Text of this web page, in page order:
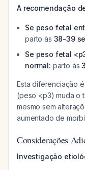
A recomendação
Se peso fetal
parto às 38-39
Se peso fetal
normal: parto às
Esta diferenciação
(peso <p3) muda o
mesmo sem
aumentado de
Considerações
Investigação